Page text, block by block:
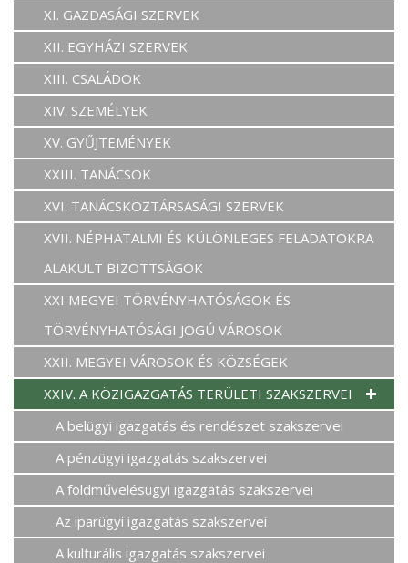
XI. GAZDASÁGI SZERVEK
XII. EGYHÁZI SZERVEK
XIII. CSALÁDOK
XIV. SZEMÉLYEK
XV. GYŰJTEMÉNYEK
XXIII. TANÁCSOK
XVI. TANÁCSKÖZTÁRSASÁGI SZERVEK
XVII. NÉPHATALMI ÉS KÜLÖNLEGES FELADATOKRA
ALAKULT BIZOTTSÁGOK
XXI MEGYEI TÖRVÉNYHATÓSÁGOK ÉS
TÖRVÉNYHATÓSÁGI JOGÚ VÁROSOK
XXII. MEGYEI VÁROSOK ÉS KÖZSÉGEK
XXIV. A KÖZIGAZGATÁS TERÜLETI SZAKSZERVEI
A belügyi igazgatás és rendészet szakszervei
A pénzügyi igazgatás szakszervei
A földművelésügyi igazgatás szakszervei
Az iparügyi igazgatás szakszervei
A kulturális igazgatás szakszervei